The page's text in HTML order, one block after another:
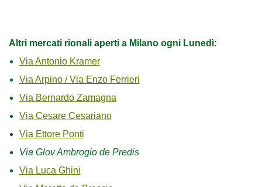
Altri mercati rionali aperti a Milano ogni Lunedì:
Via Antonio Kramer
Via Arpino / Via Enzo Ferrieri
Via Bernardo Zamagna
Via Cesare Cesariano
Via Ettore Ponti
Via Glov Ambrogio de Predis
Via Luca Ghini